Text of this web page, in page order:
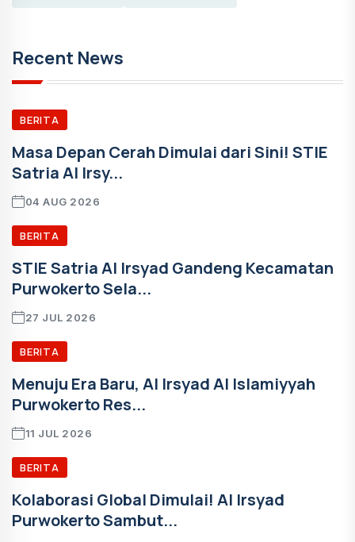
Recent News
BERITA
Masa Depan Cerah Dimulai dari Sini! STIE
Satria Al Irsy...
04 AUG 2026
BERITA
STIE Satria Al Irsyad Gandeng Kecamatan
Purwokerto Sela...
27 JUL 2026
BERITA
Menuju Era Baru, Al Irsyad Al Islamiyyah
Purwokerto Res...
11 JUL 2026
BERITA
Kolaborasi Global Dimulai! Al Irsyad
Purwokerto Sambut...